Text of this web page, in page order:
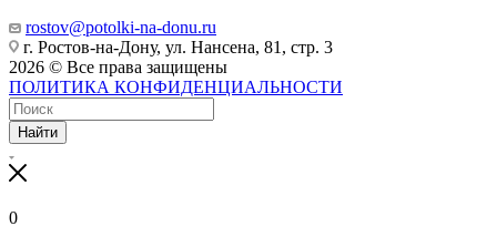
rostov@potolki-na-donu.ru
г. Ростов-на-Дону, ул. Нансена, 81, стр. 3
2026 © Все права защищены
ПОЛИТИКА КОНФИДЕНЦИАЛЬНОСТИ
Найти
0